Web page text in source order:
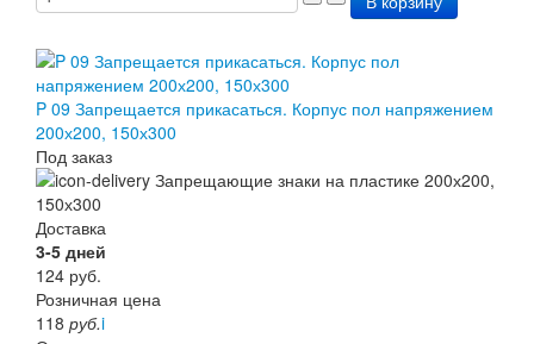
P 09 Запрещается прикасаться. Корпус пол напряжением
200х200, 150х300
Под заказ
Доставка
3-5 дней
124 руб.
Розничная цена
118 руб.i